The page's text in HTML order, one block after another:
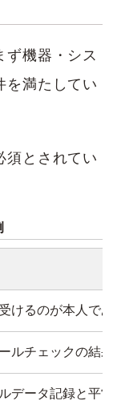
ず機器・シス
を満たしてい
須とされてい
けるのが本人で
ルチェックの結
データ記録と平